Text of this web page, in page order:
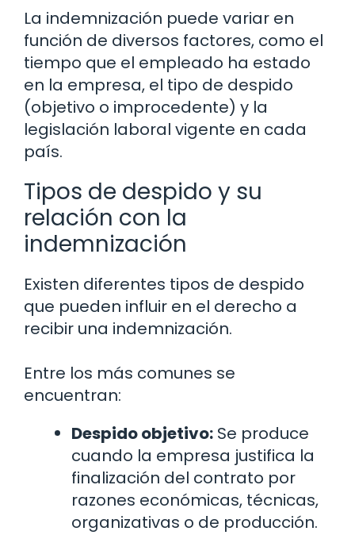
La indemnización puede variar en
función de diversos factores, como el
tiempo que el empleado ha estado
en la empresa, el tipo de despido
(objetivo o improcedente) y la
legislación laboral vigente en cada
país.
Tipos de despido y su
relación con la
indemnización
Existen diferentes tipos de despido
que pueden influir en el derecho a
recibir una indemnización.
Entre los más comunes se
encuentran:
Despido objetivo: Se produce
cuando la empresa justifica la
finalización del contrato por
razones económicas, técnicas,
organizativas o de producción.